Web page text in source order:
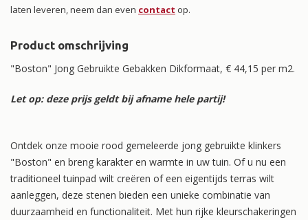
laten leveren, neem dan even contact op.
Product omschrijving
"Boston" Jong Gebruikte Gebakken Dikformaat, € 44,15 per m2.
Let op: deze prijs geldt bij afname hele partij!
Ontdek onze mooie rood gemeleerde jong gebruikte klinkers
"Boston" en breng karakter en warmte in uw tuin. Of u nu een
traditioneel tuinpad wilt creëren of een eigentijds terras wilt
aanleggen, deze stenen bieden een unieke combinatie van
duurzaamheid en functionaliteit. Met hun rijke kleurschakeringen